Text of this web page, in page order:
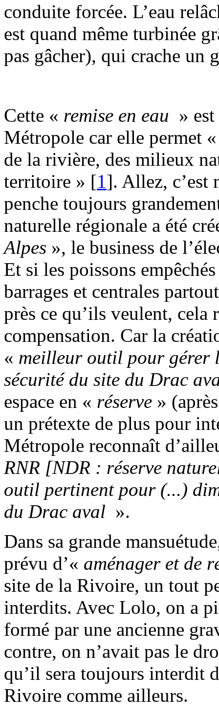
conduite forcée. L’eau
est quand même turbinée
pas gâcher), qui crache un
Cette « remise en eau »
Métropole car elle permet
de la rivière, des milieux
territoire » [1]. Allez, c’est
penche toujours
naturelle régionale a été
Alpes », le business de
Et si les poissons
barrages et centrales
près ce qu’ils veulent, cela
compensation. Car la
« meilleur outil pour gérer
sécurité du site du Drac
espace en « réserve »
un prétexte de plus pour
Métropole reconnaît
RNR [NDR : réserve
outil pertinent pour (...)
du Drac aval ».
Dans sa grande
prévu d’« aménager et de
site de la Rivoire, un tout
interdits. Avec Lolo, on a
formé par une ancienne
contre, on n’avait pas le
qu’il sera toujours interdit
Rivoire comme ailleurs.